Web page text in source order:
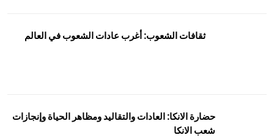
ثقافات الشعوب: أغرب عادات الشعوب في العالم
حضارة الانكا: العادات والتقاليد ومظاهر الحياة وإنجازات
شعب الانكا